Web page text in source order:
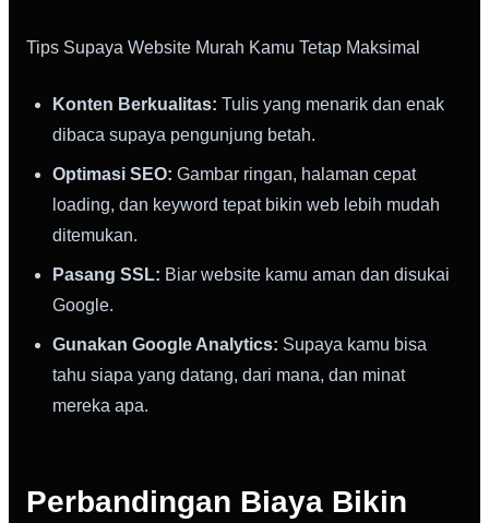
Tips Supaya Website Murah Kamu Tetap Maksimal
Konten Berkualitas: Tulis yang menarik dan enak
dibaca supaya pengunjung betah.
Optimasi SEO: Gambar ringan, halaman cepat
loading, dan keyword tepat bikin web lebih mudah
ditemukan.
Pasang SSL: Biar website kamu aman dan disukai
Google.
Gunakan Google Analytics: Supaya kamu bisa
tahu siapa yang datang, dari mana, dan minat
mereka apa.
Perbandingan Biaya Bikin